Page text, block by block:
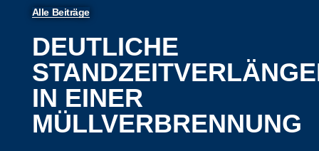
Alle Beiträge
DEUTLICHE
IN EINER
MÜLLVERBRENNUNG